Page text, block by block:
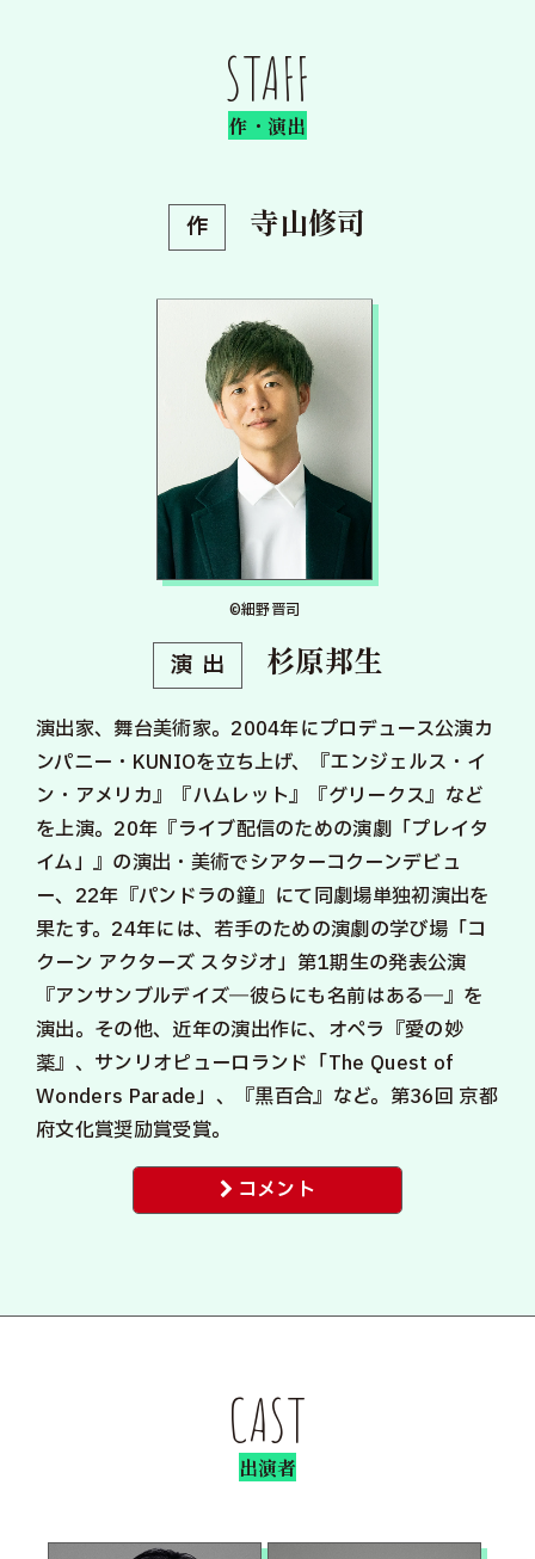
STAFF
作・演出
作 寺山修司
©細野晋司
演出 杉原邦生
演出家、舞台美術家。2004年にプロデュース公演カ
ンパニー・KUNIOを立ち上げ、『エンジェルス・イ
ン・アメリカ』『ハムレット』『グリークス』など
を上演。20年『ライブ配信のための演劇「プレイタ
イム」』の演出・美術でシアターコクーンデビュ
ー、22年『パンドラの鐘』にて同劇場単独初演出を
果たす。24年には、若手のための演劇の学び場「コ
クーン アクターズ スタジオ」第1期生の発表公演
『アンサンブルデイズ―彼らにも名前はある―』を
演出。その他、近年の演出作に、オペラ『愛の妙
薬』、サンリオピューロランド「The Quest of
Wonders Parade」、『黒百合』など。第36回 京都
府文化賞奨励賞受賞。
コメント
CAST
出演者